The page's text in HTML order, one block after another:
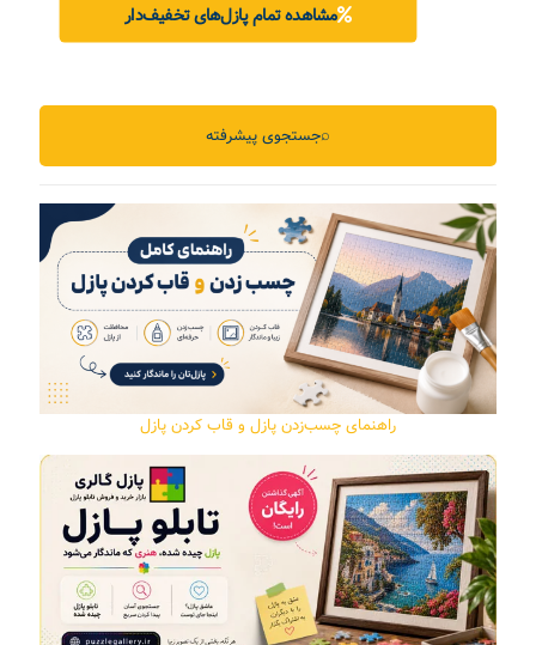
مشاهده تمام پازل‌های تخفیف‌دار
جستجوی پیشرفته⌕
راهنمای چسب‌زدن پازل و قاب کردن پازل